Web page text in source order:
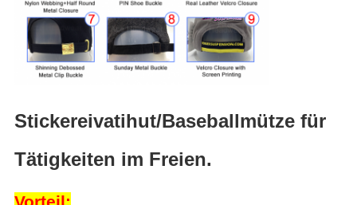
Stickereivatihut/Baseballmütze für
Tätigkeiten im Freien.
Vorteil: